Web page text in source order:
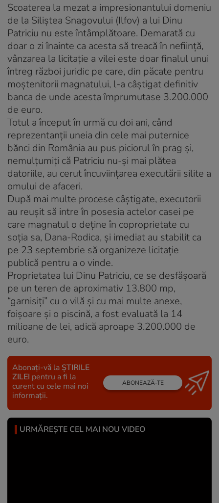
Scoaterea la mezat a impresionantului domeniu
de la Siliştea Snagovului (Ilfov) a lui Dinu
Patriciu nu este întâmplătoare. Demarată cu
doar o zi înainte ca acesta să treacă în nefiinţă,
vânzarea la licitaţie a vilei este doar finalul unui
întreg război juridic pe care, din păcate pentru
moştenitorii magnatului, l-a câştigat definitiv
banca de unde acesta împrumutase 3.200.000
de euro.
Totul a început în urmă cu doi ani, când
reprezentanţii uneia din cele mai puternice
bănci din România au pus piciorul în prag şi,
nemulţumiţi că Patriciu nu-şi mai plătea
datoriile, au cerut încuviinţarea executării silite a
omului de afaceri.
După mai multe procese câştigate, executorii
au reuşit să intre în posesia actelor casei pe
care magnatul o deţine în coproprietate cu
soţia sa, Dana-Rodica, şi imediat au stabilit ca
pe 23 septembrie să organizeze licitaţie
publică pentru a o vinde.
Proprietatea lui Dinu Patriciu, ce se desfăşoară
pe un teren de aproximativ 13.800 mp,
“garnisiţi” cu o vilă şi cu mai multe anexe,
foişoare şi o piscină, a fost evaluată la 14
milioane de lei, adică aproape 3.200.000 de
euro.
Abonați-vă la ȘTIRILE
ZILEI pentru a fi la
curent cu cele mai noi
informații.
ABONEAZĂ-TE
URMĂREȘTE CEL MAI NOU VIDEO